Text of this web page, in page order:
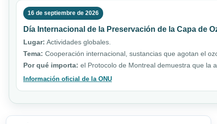
16 de septiembre de 2026
Día Internacional de la Preservación de la Capa de
Lugar: Actividades globales.
Tema: Cooperación internacional, sustancias que agotan el
Por qué importa: el Protocolo de Montreal demuestra que la
Información oficial de la ONU